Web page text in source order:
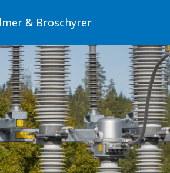
Fiber/OPTO
för fiber (OPTO)
för fiber (OPTO)
& Broschyrer